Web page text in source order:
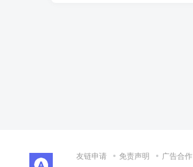
友链申请 免责声明 广告合作